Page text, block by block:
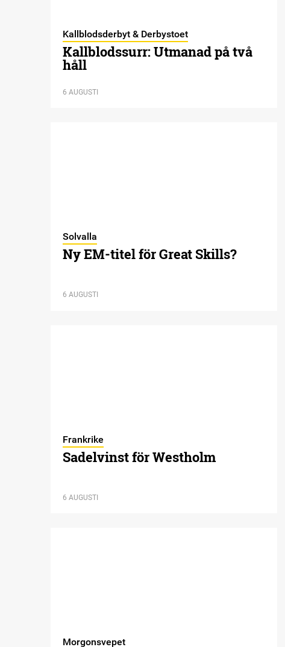
Kallblodsderbyt & Derbystoet
Kallblodssurr: Utmanad på två
håll
6 AUGUSTI
Solvalla
Ny EM-titel för Great Skills?
6 AUGUSTI
Frankrike
Sadelvinst för Westholm
6 AUGUSTI
Morgonsvepet